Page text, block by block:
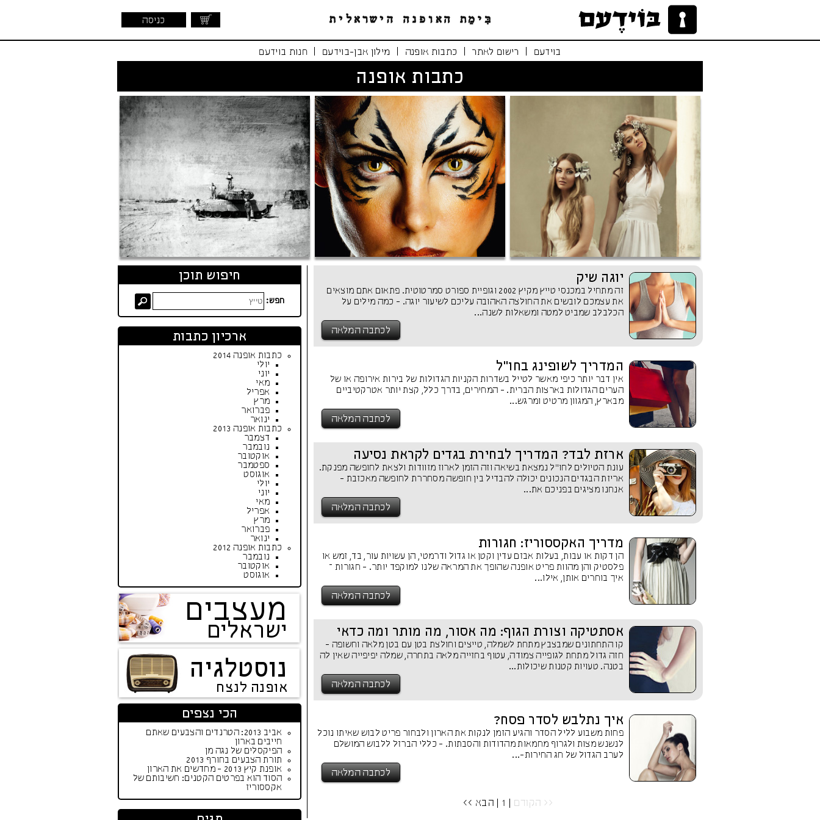
כניסה
בוידעם רישום לאתר כתבות אופנה מילון אבן-בוידעם חנות בוידעם
כתבות אופנה
לו הייתי אפרודיטי
יוגה שיק
זה מתחיל במכנסי טייץ מקיץ 2002 וגופיית ספורט סמרטוטית. פתאום אתם מוצאים
את עצמכם לובשים את החולצה האהובה עליכם לשיעור יוגה. - כמה מילים על
הכלבלב שמביט למטה ומשאלות לשנה...
לכתבה המלאה
המדריך לשופינג בחו"ל
אין דבר יותר כיפי מאשר לטייל בשדרות הקניות הגדולות של בירות אירופה או של
הערים הגדולות בארצות הברית. - המחירים, בדרך כלל, קצת יותר אטרקטיביים
מבארץ, המגוון מרטיט ומרגש...
לכתבה המלאה
ארזת לבד? המדריך לבחירת בגדים לקראת נסיעה
עונת הטיולים לחו"ל נמצאת בשיאה וזה הזמן לארוז מזוודות ולצאת לחופשה מפנקת.
אריזת הבגדים הנכונים יכולה להבדיל בין חופשה מסחררת לחופשה מאכזבת -
אנחנו מציגים בפניכם את...
לכתבה המלאה
מדריך האקססוריז: חגורות
הן דקות או עבות, בעלות אבזם עדין וקטן או גדול ודרמטי, הן עשויות עור, בד, זמש או
פלסטיק והן מהוות פריט אופנה שהופך את המראה שלנו למוקפד יותר. - חגורות –
איך בוחרים אותן, אילו...
לכתבה המלאה
אסתטיקה וצורת הגוף: מה אסור, מה מותר ומה כדאי
קו התחתונים שמבצבץ מתחת לשמלה, טייצים וחולצת בטן עם בטן מלאה וחשופה -
חזה גדול מתחת לגופייה צמודה, עטוף בחזייה מלאה בתחרה, שמלה יפיפייה שאין לה
בטנה. טעויות קטנות שיכולות...
לכתבה המלאה
איך נתלבש לסדר פסח?
פחות משבוע לליל הסדר והגיע הזמן לנקות את הארון ולבחור פריט לבוש שאיתו נוכל
לנשנש מצות ולגרוף מחמאות מהדודות והסבתות. - כללי הברזל ללבוש המושלם
לערב הגדול של חג החירות-...
לכתבה המלאה
<< הקודם הבא >>
חיפוש תוכן
חפש:
ארכיון כתבות
כתבות אופנה 2014
יולי
יוני
מאי
אפריל
מרץ
פברואר
ינואר
כתבות אופנה 2013
דצמבר
נובמבר
אוקטובר
ספטמבר
אוגוסט
יולי
יוני
מאי
אפריל
מרץ
פברואר
ינואר
כתבות אופנה 2012
נובמבר
אוקטובר
אוגוסט
מעצבים
ישראלים
נוסטלגיה
אופנה לנצח
הכי נצפים
אביב 2013: הטרנדים והצבעים שאתם
חייבים בארון
הפיקסלים של נגה מן
תורת הצבעים בחורף 2013
אופנת קיץ 2013 - מחדשים את הארון
הסוד הוא בפרטים הקטנים: חשיבותם של
אקססוריז